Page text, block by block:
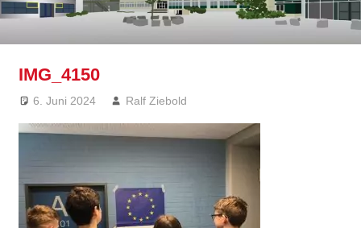
IMG_4150
6. Juni 2024 Ralf Ziebold